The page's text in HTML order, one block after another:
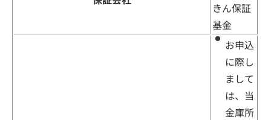
きん保証
基金
お申込
に際し
まして
は、当
金庫所